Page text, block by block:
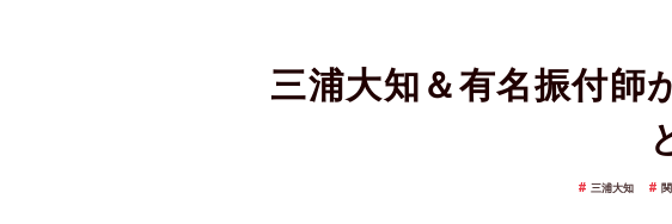
三浦大知＆有名振付師
三浦大知